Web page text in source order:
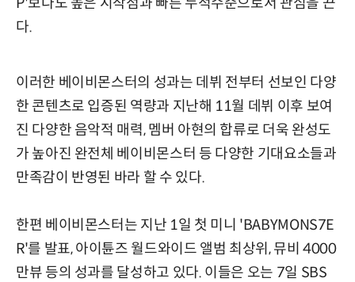
다.
이러한 베이비몬스터의 성과는 데뷔 전부터 선보인 다양
한 콘텐츠로 입증된 역량과 지난해 11월 데뷔 이후 보여
진 다양한 음악적 매력, 멤버 아현의 합류로 더욱 완성도
가 높아진 완전체 베이비몬스터 등 다양한 기대요소들과
만족감이 반영된 바라 할 수 있다.
한편 베이비몬스터는 지난 1일 첫 미니 'BABYMONS7E
R'를 발표, 아이튠즈 월드와이드 앨범 최상위, 뮤비 4000
만뷰 등의 성과를 달성하고 있다. 이들은 오는 7일 SBS